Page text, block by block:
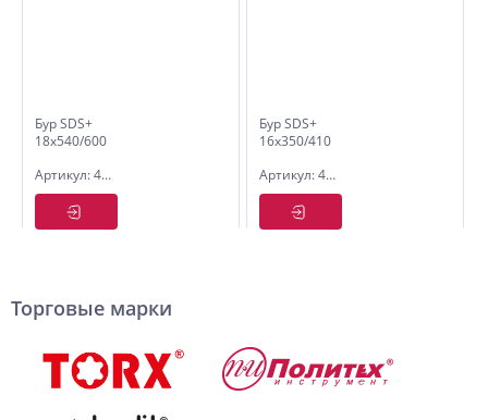
Бур SDS+
18х540/600
Артикул: 4018060
Бур SDS+
16х350/410
Артикул: 4016041
Торговые марки